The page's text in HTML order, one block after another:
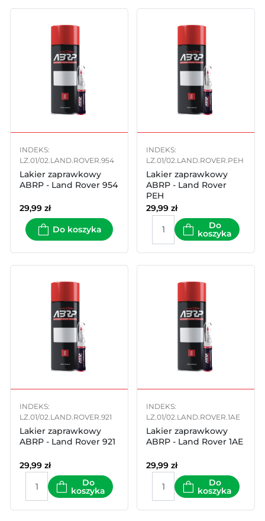
INDEKS:
LZ.01/02.LAND.ROVER.954
Lakier zaprawkowy
ABRP - Land Rover 954
29,99 zł
Do koszyka
INDEKS:
LZ.01/02.LAND.ROVER.PEH
Lakier zaprawkowy
ABRP - Land Rover
PEH
29,99 zł
Do
koszyka
INDEKS:
LZ.01/02.LAND.ROVER.921
Lakier zaprawkowy
ABRP - Land Rover 921
29,99 zł
Do
koszyka
INDEKS:
LZ.01/02.LAND.ROVER.1AE
Lakier zaprawkowy
ABRP - Land Rover 1AE
29,99 zł
Do
koszyka